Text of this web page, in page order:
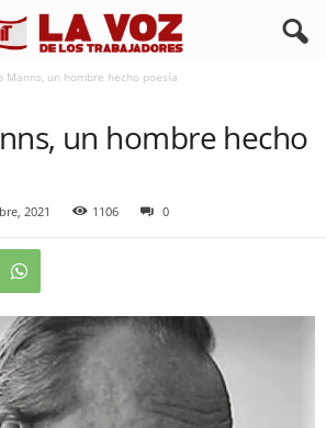
Manns, un hombre hecho poesía
un hombre hecho
2021 1106 0